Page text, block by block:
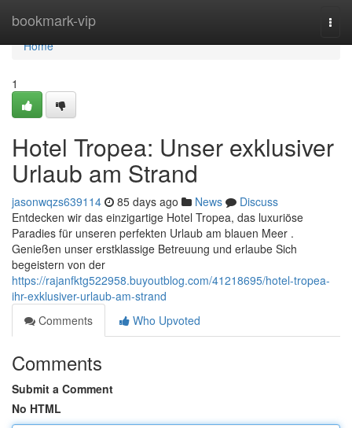
bookmark-vip
Home
Home
1
Hotel Tropea: Unser exklusiver
Urlaub am Strand
jasonwqzs639114 85 days ago News
Discuss
Entdecken wir das einzigartige Hotel Tropea, das luxuriöse
Paradies für unseren perfekten Urlaub am blauen Meer .
Genießen unser erstklassige Betreuung und erlaube Sich
begeistern von der
https://rajanfktg522958.buyoutblog.com/41218695/hotel-tropea-
ihr-exklusiver-urlaub-am-strand
Comments
Who Upvoted
Comments
Submit a Comment
No HTML